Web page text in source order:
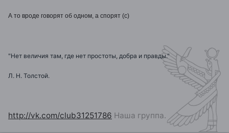
А то вроде говорят об одном, а спорят (с)
"Нет величия там, где нет простоты, добра и правды."
Л. Н. Толстой.
http://vk.com/club31251786 Наша группа.